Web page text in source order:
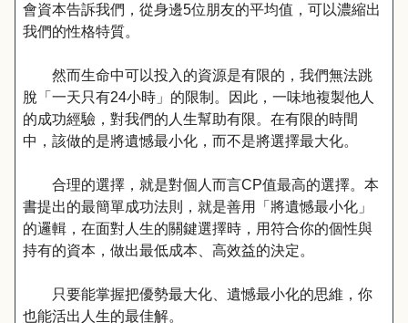
會資本告訴我們，從身邊5位朋友的平均值，可以濃縮出
我們的性格特質。
然而生命中可以投入的資源是有限的，我們無法跳
脫「一天只有24小時」的限制。因此，一味地複製他人
的成功經驗，對我們的人生幫助有限。在有限的時間
中，該做的是將遺憾最小化，而不是將選擇最大化。
合理的選擇，就是對個人而言CP值最高的選擇。本
書提出的最簡單成功法則，就是善用「將遺憾最小化」
的邏輯，在面對人生的關鍵選擇時，用符合你的個性與
持有的資本，做出最低成本、高效益的決定。
只要能掌握把優勢最大化、遺憾最小化的思維，你
也能活出人生的最佳解。